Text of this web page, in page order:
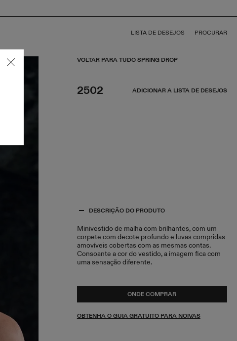
LISTA DE DESEJOS PROCURAR
VOLTAR PARA TUDO SPRING DROP
2502 ADICIONAR A LISTA DE DESEJOS
DESCRIÇÃO DO PRODUTO
Minivestido de malha com brilhantes, com um
corpete com decote profundo e luvas compridas
amovíveis cobertas com as mesmas contas.
Consoante a cor do vestido, a imagem fica com
uma sensação diferente.
ONDE COMPRAR
OBTENHA O GUIA GRATUITO PARA NOIVAS